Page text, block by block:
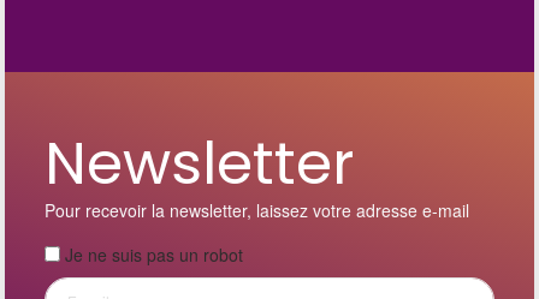
Newsletter
Pour recevoir la newsletter, laissez votre adresse e-mail
Je ne suis pas un robot